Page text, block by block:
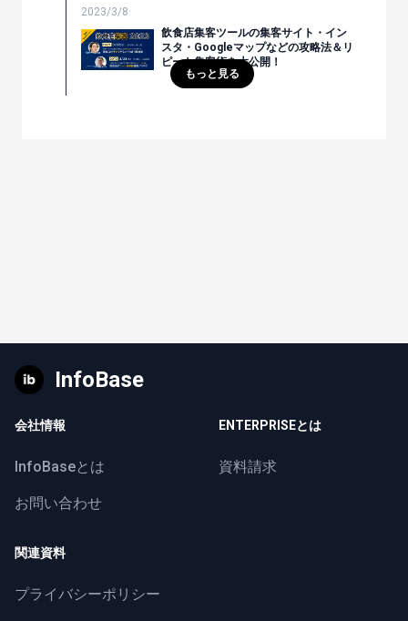
2023/3/8
飲食店集客ツールの集客サイト・イン
スタ・Googleマップなどの攻略法＆リ
ピート集客術を大公開！
もっと見る
InfoBase
会社情報
InfoBaseとは
お問い合わせ
ENTERPRISEとは
資料請求
関連資料
プライバシーポリシー